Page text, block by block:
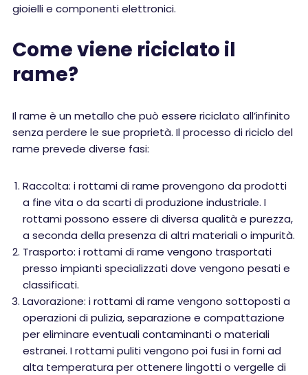
gioielli e componenti elettronici.
Come viene riciclato il
rame?
Il rame è un metallo che può essere riciclato all’infinito
senza perdere le sue proprietà. Il processo di riciclo del
rame prevede diverse fasi:
Raccolta: i rottami di rame provengono da prodotti
a fine vita o da scarti di produzione industriale. I
rottami possono essere di diversa qualità e purezza,
a seconda della presenza di altri materiali o impurità.
Trasporto: i rottami di rame vengono trasportati
presso impianti specializzati dove vengono pesati e
classificati.
Lavorazione: i rottami di rame vengono sottoposti a
operazioni di pulizia, separazione e compattazione
per eliminare eventuali contaminanti o materiali
estranei. I rottami puliti vengono poi fusi in forni ad
alta temperatura per ottenere lingotti o vergelle di